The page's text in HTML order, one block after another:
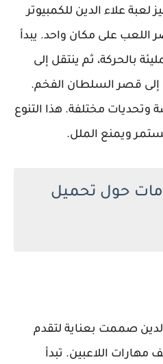
لعبة علاء الدين للكمبيوتر
اللعب على مكان واحد. يبدأ
بالحركة، ثم ينتقل إلى
إلى قصر السلطان الفخم.
مختلفة. هذا التنوع
ويمنع الملل.
حول تحميل
صممت بعناية لتقدم
اللاعبين. تبدأ